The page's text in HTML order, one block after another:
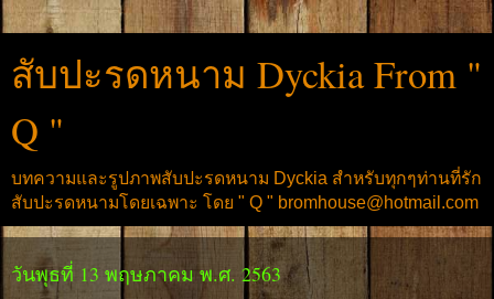
สับปะรดหนาม Dyckia From "
Q "
บทความและรูปภาพสับปะรดหนาม Dyckia สำหรับทุกๆท่านที่รัก
สับปะรดหนามโดยเฉพาะ โดย " Q " bromhouse@hotmail.com
วันพุธที่ 13 พฤษภาคม พ.ศ. 2563